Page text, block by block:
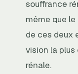
souffrance
même que le
de ces deux
vision la
rénale.